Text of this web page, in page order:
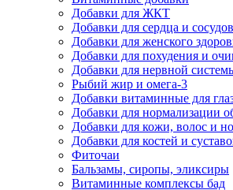
Добавки для ЖКТ
Добавки для сердца и сосудов
Добавки для женского
Добавки для похудения и
Добавки для нервной
Рыбий жир и омега-3
Добавки витаминные для
Добавки для нормализации
Добавки для кожи, волос и
Добавки для костей и
Фиточаи
Бальзамы, сиропы, эликсиры
Витаминные комплексы бад